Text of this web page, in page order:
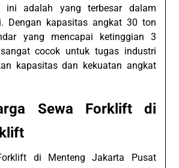
adalah yang terbesar dalam
Dengan kapasitas angkat 30 ton
yang mencapai ketinggian 3
cocok untuk tugas industri
kapasitas dan kekuatan angkat
Sewa Forklift di
di Menteng Jakarta Pusat